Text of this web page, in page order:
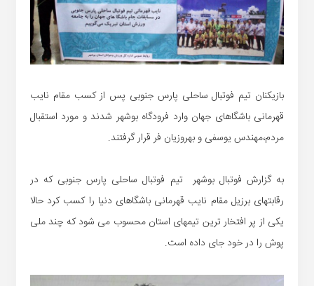
بازیکنان تیم فوتبال ساحلی پارس جنوبی پس از کسب مقام نایب
قهرمانی باشگاهای جهان وارد فرودگاه بوشهر شدند و مورد استقبال
مردم،مهندس یوسفی و بهروزیان فر قرار گرفتند.
به گزارش فوتبال بوشهر تیم فوتبال ساحلی پارس جنوبی که در
رقابتهای برزیل مقام نایب قهرمانی باشگاهای دنیا را کسب کرد حالا
یکی از پر افتخار ترین تیمهای استان محسوب می شود که چند ملی
پوش را در خود جای داده است.